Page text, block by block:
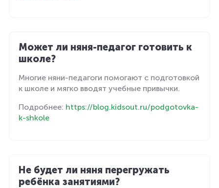
Может ли няня-педагог готовить к
школе?
Многие няни-педагоги помогают с подготовкой
к школе и мягко вводят учебные привычки.
Подробнее: https://blog.kidsout.ru/podgotovka-
k-shkole
Не будет ли няня перегружать
ребёнка занятиями?